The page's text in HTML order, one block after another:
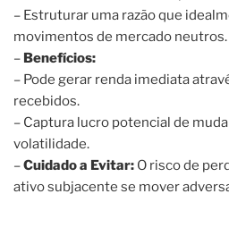
– Estruturar uma razão que
movimentos de mercado neutros.
– Benefícios:
– Pode gerar renda imediata
recebidos.
– Captura lucro potencial de
volatilidade.
–Cuidado a Evitar: O risco de
ativo subjacente se mover